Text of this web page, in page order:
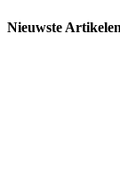
Nieuwste Artikelen